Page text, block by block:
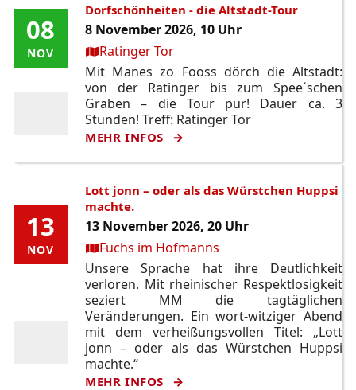
08
NOV
08
NOV
Dorfschönheiten - die Altstadt-Tour
8 November 2026, 10 Uhr
Ort:Ratinger Tor
Mit Manes zo Fooss dörch die Altstadt:
von der Ratinger bis zum Spee´schen
Graben – die Tour pur! Dauer ca. 3
Stunden! Treff: Ratinger Tor
MEHR INFOS
13
NOV
13
NOV
Lott jonn – oder als das Würstchen Huppsi
machte.
13 November 2026, 20 Uhr
Ort:Fuchs im Hofmanns
Unsere Sprache hat ihre Deutlichkeit
verloren. Mit rheinischer Respektlosigkeit
seziert MM die tagtäglichen
Veränderungen. Ein wort-witziger Abend
mit dem verheißungsvollen Titel: „Lott
jonn – oder als das Würstchen Huppsi
machte.“
MEHR INFOS